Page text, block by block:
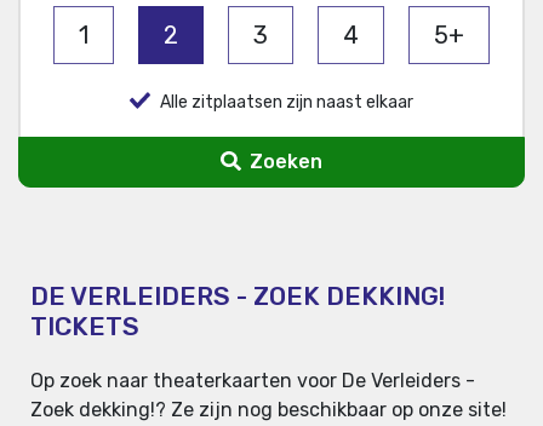
1 2 3 4 5+
Alle zitplaatsen zijn naast elkaar
Zoeken
DE VERLEIDERS - ZOEK DEKKING!
TICKETS
Op zoek naar theaterkaarten voor De Verleiders -
Zoek dekking!? Ze zijn nog beschikbaar op onze site!